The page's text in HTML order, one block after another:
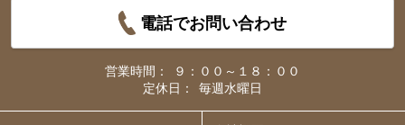
電話でお問い合わせ
営業時間：
９：００～１８：００
定休日：
毎週水曜日